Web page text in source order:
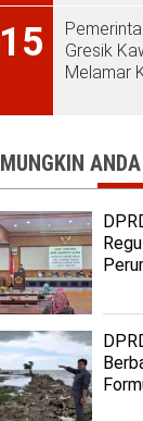
15
Gresik
Melamar
MUNGKIN